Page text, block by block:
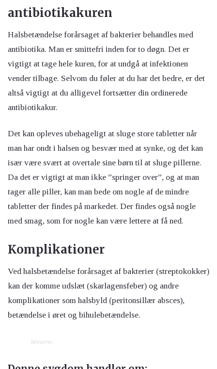
antibiotikakuren
Halsbetændelse forårsaget af bakterier behandles med
antibiotika. Man er smittefri inden for to døgn. Det er
vigtigt at tage hele kuren, for at undgå at infektionen
vender tilbage. Selvom du føler at du har det bedre, er det
altså vigtigt at du alligevel fortsætter din ordinerede
antibiotikakur.
Det kan opleves ubehageligt at sluge store tabletter når
man har ondt i halsen og besvær med at synke, og det kan
især være svært at overtale sine børn til at sluge pillerne.
Da det er vigtigt at man ikke ”springer over”, og at man
tager alle piller, kan man bede om nogle af de mindre
tabletter der findes på markedet. Der findes også nogle
med smag, som for nogle kan være lettere at få ned.
Komplikationer
Ved halsbetændelse forårsaget af bakterier (streptokokker)
kan der komme udslæt (skarlagensfeber) og andre
komplikationer som halsbyld (peritonsillær absces),
betændelse i øret og bihulebetændelse.
Reklame: